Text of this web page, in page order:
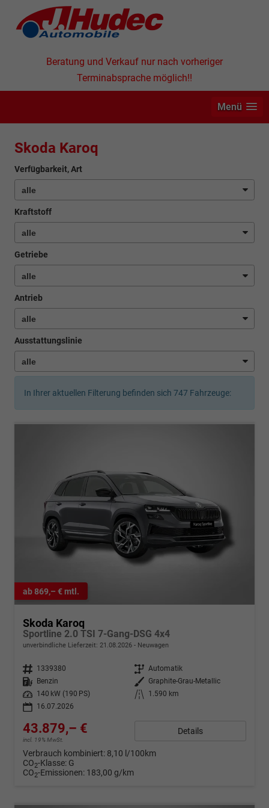
Beratung und Verkauf nur nach vorheriger
Terminabsprache möglich!!
Menü
Skoda Karoq
Verfügbarkeit, Art
Kraftstoff
Getriebe
Antrieb
Ausstattungslinie
In Ihrer aktuellen Filterung befinden sich 747 Fahrzeuge:
ab 869,– € mtl.
Skoda Karoq
Sportline 2.0 TSI 7-Gang-DSG 4x4
unverbindliche Lieferzeit: 21.08.2026 Neuwagen
Fahrzeugnr. 1339380 Getriebe Automatik
Kraftstoff
Benzin Außenfarbe
Graphite-Grau-Metallic
Leistung
140 kW (190 PS) Kilometerstand
1.590 km
16.07.2026
43.879,– €
incl. 19% MwSt.
Details
Verbrauch kombiniert: 8,10 l/100km
CO2-Klasse: G
CO2-Emissionen: 183,00 g/km